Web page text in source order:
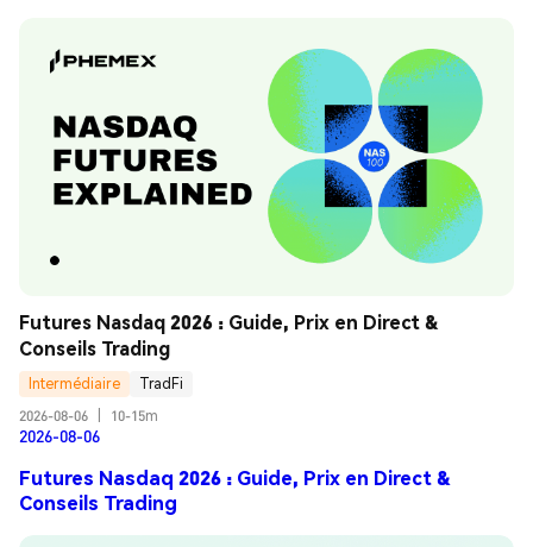
Futures Nasdaq 2026 : Guide, Prix en Direct &
Conseils Trading
Intermédiaire
TradFi
2026-08-06
10-15m
2026-08-06
Futures Nasdaq 2026 : Guide, Prix en Direct &
Conseils Trading